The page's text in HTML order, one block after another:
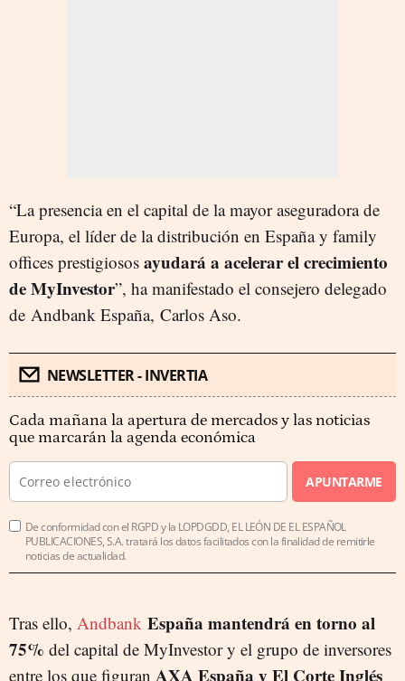
“La presencia en el capital de la mayor aseguradora de
Europa, el líder de la distribución en España y family
offices prestigiosos ayudará a acelerar el crecimiento
de MyInvestor”, ha manifestado el consejero delegado
de Andbank España, Carlos Aso.
NEWSLETTER - INVERTIA
Cada mañana la apertura de mercados y las noticias
que marcarán la agenda económica
APUNTARME
De conformidad con el RGPD y la LOPDGDD, EL LEÓN DE EL ESPAÑOL
PUBLICACIONES, S.A. tratará los datos facilitados con la finalidad de remitirle
noticias de actualidad.
Tras ello, Andbank España mantendrá en torno al
75% del capital de MyInvestor y el grupo de inversores
entre los que figuran AXA España y El Corte Inglés